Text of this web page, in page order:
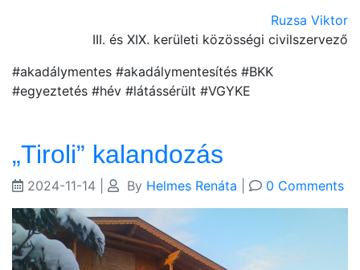
Ruzsa Viktor
III. és XIX. kerületi közösségi civilszervező
#akadálymentes #akadálymentesítés #BKK
#egyeztetés #hév #látássérült #VGYKE
„Tiroli” kalandozás
2024-11-14 By Helmes Renáta 0 Comments